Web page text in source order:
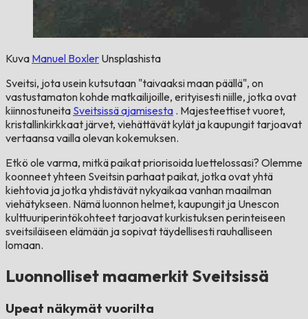
Kuva Manuel Boxler Unsplashista
Sveitsi, jota usein kutsutaan "taivaaksi maan päällä", on
vastustamaton kohde matkailijoille, erityisesti niille, jotka ovat
kiinnostuneita Sveitsissä ajamisesta . Majesteettiset vuoret,
kristallinkirkkaat järvet, viehättävät kylät ja kaupungit tarjoavat
vertaansa vailla olevan kokemuksen.
Etkö ole varma, mitkä paikat priorisoida luettelossasi? Olemme
koonneet yhteen Sveitsin parhaat paikat, jotka ovat yhtä
kiehtovia ja jotka yhdistävät nykyaikaa vanhan maailman
viehätykseen. Nämä luonnon helmet, kaupungit ja Unescon
kulttuuriperintökohteet tarjoavat kurkistuksen perinteiseen
sveitsiläiseen elämään ja sopivat täydellisesti rauhalliseen
lomaan.
Luonnolliset maamerkit Sveitsissä
Upeat näkymät vuorilta